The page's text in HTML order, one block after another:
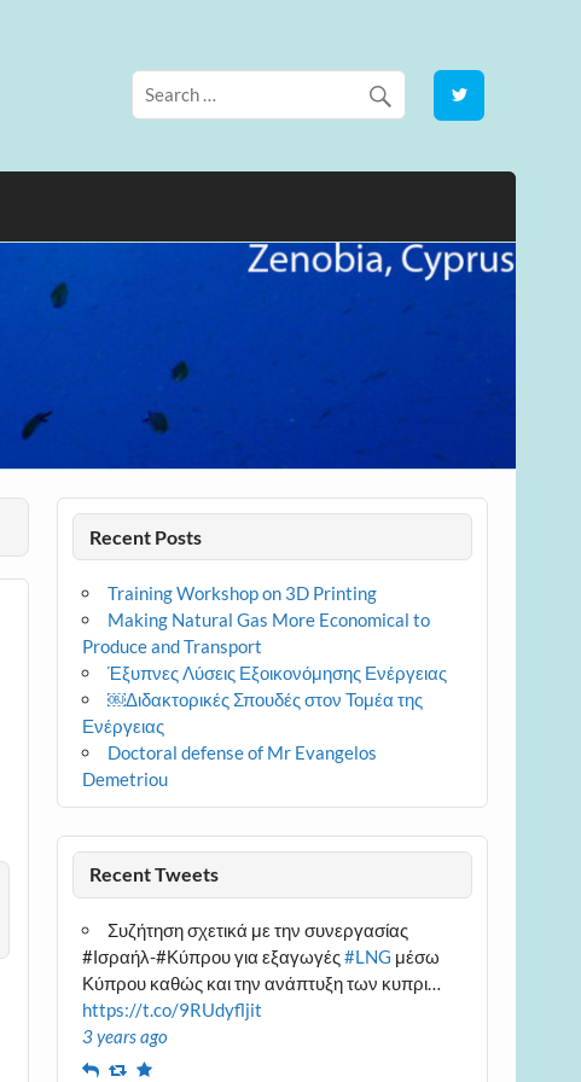
Recent Posts
Training Workshop on 3D Printing
Making Natural Gas More Economical to
Produce and Transport
Έξυπνες Λύσεις Εξοικονόμησης Ενέργειας
￼Διδακτορικές Σπουδές στον Τομέα της
Ενέργειας
Doctoral defense of Mr Evangelos
Demetriou
Recent Tweets
Συζήτηση σχετικά με την συνεργασίας
#Ισραήλ-#Κύπρου για εξαγωγές#LNG μέσω
Κύπρου καθώς και την ανάπτυξη των κυπρι…
https://t.co/9RUdyfljit
3 years ago
ReplyRetweet
Favourite